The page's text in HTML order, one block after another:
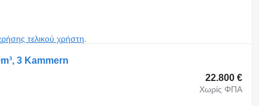
τελικού χρήστη
3 Kammern
22.800 €
Χωρίς ΦΠΑ